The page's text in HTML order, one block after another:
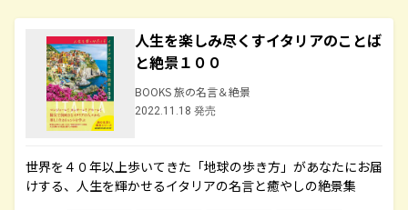
人生を楽しみ尽くすイタリアのことば
と絶景１００
BOOKS 旅の名言＆絶景
2022.11.18 発売
世界を４０年以上歩いてきた「地球の歩き方」があなたにお届
けする、人生を輝かせるイタリアの名言と癒やしの絶景集